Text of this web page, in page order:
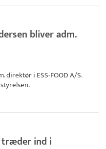
bliver adm.
direktør i ESS-FOOD A/S.
træder ind i